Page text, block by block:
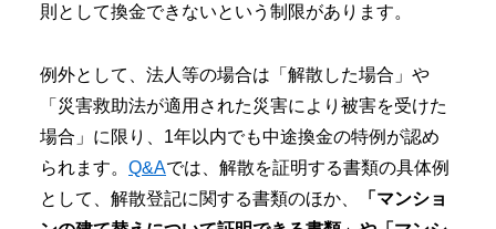
則として換金できないという制限があります。
例外として、法人等の場合は「解散した場合」や
「災害救助法が適用された災害により被害を受けた
場合」に限り、1年以内でも中途換金の特例が認め
られます。 Q&Aでは、解散を証明する書類の具体例
として、解散登記に関する書類のほか、
「マンショ